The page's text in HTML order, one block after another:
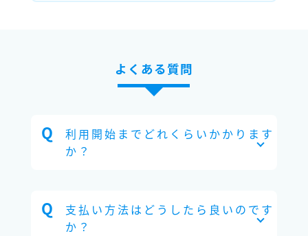
よくある質問
利用開始までどれくらいかかります
か？
支払い方法はどうしたら良いのです
か？